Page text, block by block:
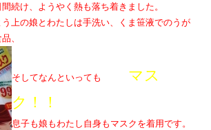
続け、ようやく熱も落ち着きました。
上の娘とわたしは手洗い、くま笹液でのうが
、
そしてなんといっても
マス
ク！！
息子も娘もわたし自身もマスクを着用です。